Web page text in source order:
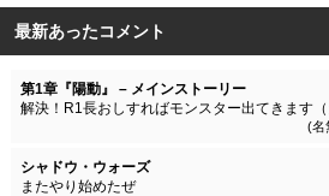
最新あったコメント
第1章『陽動』 – メインストーリー
解決！R1長おしすればモンスター出てきます
(名
シャドウ・ウォーズ
またやり始めたぜ